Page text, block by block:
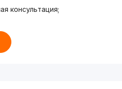
консультация;